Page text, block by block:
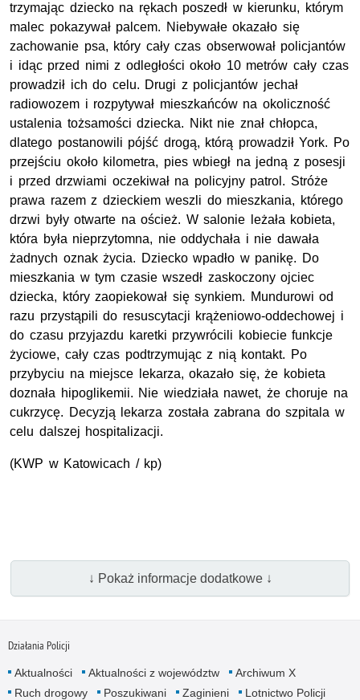
trzymając dziecko na rękach poszedł w kierunku, którym
malec pokazywał palcem. Niebywałe okazało się
zachowanie psa, który cały czas obserwował policjantów
i idąc przed nimi z odległości około 10 metrów cały czas
prowadził ich do celu. Drugi z policjantów jechał
radiowozem i rozpytywał mieszkańców na okoliczność
ustalenia tożsamości dziecka. Nikt nie znał chłopca,
dlatego postanowili pójść drogą, którą prowadził York. Po
przejściu około kilometra, pies wbiegł na jedną z posesji
i przed drzwiami oczekiwał na policyjny patrol. Stróże
prawa razem z dzieckiem weszli do mieszkania, którego
drzwi były otwarte na oścież. W salonie leżała kobieta,
która była nieprzytomna, nie oddychała i nie dawała
żadnych oznak życia. Dziecko wpadło w panikę. Do
mieszkania w tym czasie wszedł zaskoczony ojciec
dziecka, który zaopiekował się synkiem. Mundurowi od
razu przystąpili do resuscytacji krążeniowo-oddechowej i
do czasu przyjazdu karetki przywrócili kobiecie funkcje
życiowe, cały czas podtrzymując z nią kontakt. Po
przybyciu na miejsce lekarza, okazało się, że kobieta
doznała hipoglikemii. Nie wiedziała nawet, że choruje na
cukrzycę. Decyzją lekarza została zabrana do szpitala w
celu dalszej hospitalizacji.
(KWP w Katowicach / kp)
↓ Pokaż informacje dodatkowe ↓
Działania Policji
Aktualności Aktualności z województw
Archiwum X
Ruch drogowy
Poszukiwani Zaginieni
Lotnictwo Policji